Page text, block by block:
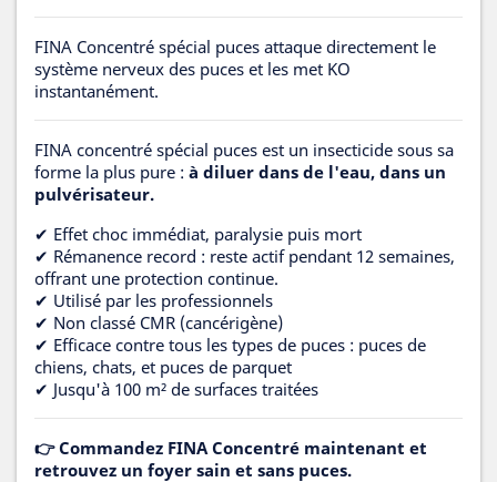
FINA Concentré spécial puces attaque directement le
système nerveux des puces et les met KO
instantanément.
FINA concentré spécial puces est un insecticide sous sa
forme la plus pure : à diluer dans de l'eau, dans un
pulvérisateur.
✔ Effet choc immédiat, paralysie puis mort
✔ Rémanence record : reste actif pendant 12 semaines,
offrant une protection continue.
✔ Utilisé par les professionnels
✔ Non classé CMR (cancérigène)
✔ Efficace contre tous les types de puces : puces de
chiens, chats, et puces de parquet
✔ Jusqu'à 100 m² de surfaces traitées
👉 Commandez FINA Concentré maintenant et
retrouvez un foyer sain et sans puces.